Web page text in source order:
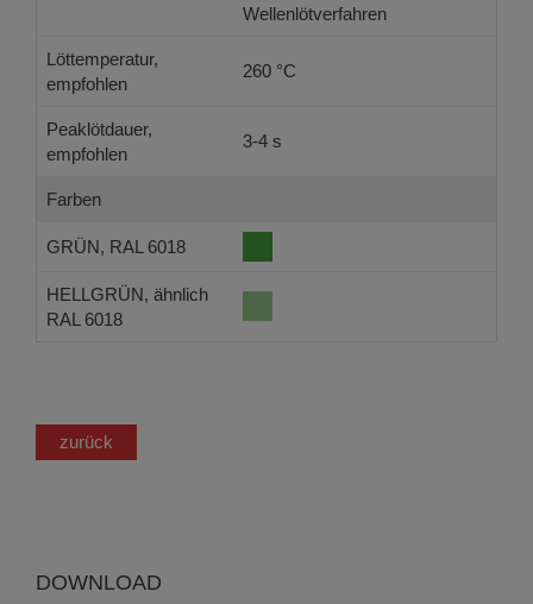
Wellenlötverfahren
Löttemperatur,
empfohlen
260 °C
Peaklötdauer,
empfohlen
3-4 s
Farben
GRÜN, RAL 6018
HELLGRÜN, ähnlich
RAL 6018
zurück
DOWNLOAD